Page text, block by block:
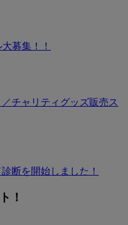
募集！！
チャリティグッズ販売ス
断を開始しました！
！